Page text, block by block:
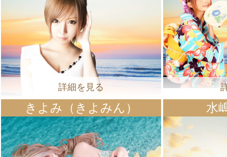
詳細を見る
きよみ（きよみん） 水